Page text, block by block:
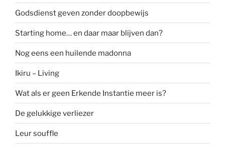
Godsdienst geven zonder doopbewijs
Starting home… en daar maar blijven dan?
Nog eens een huilende madonna
Ikiru – Living
Wat als er geen Erkende Instantie meer is?
De gelukkige verliezer
Leur souffle